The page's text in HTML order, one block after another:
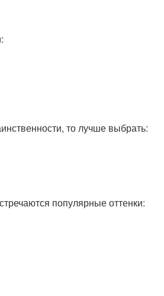
то лучше выбрать:
популярные оттенки: